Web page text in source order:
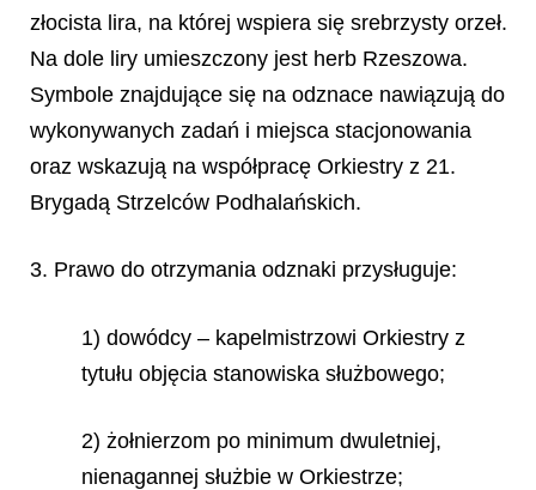
złocista lira, na której wspiera się srebrzysty orzeł.
Na dole liry umieszczony jest herb Rzeszowa.
Symbole znajdujące się na odznace nawiązują do
wykonywanych zadań i miejsca stacjonowania
oraz wskazują na współpracę Orkiestry z 21.
Brygadą Strzelców Podhalańskich.
3. Prawo do otrzymania odznaki przysługuje:
1) dowódcy – kapelmistrzowi Orkiestry z
tytułu objęcia stanowiska służbowego;
2) żołnierzom po minimum dwuletniej,
nienagannej służbie w Orkiestrze;